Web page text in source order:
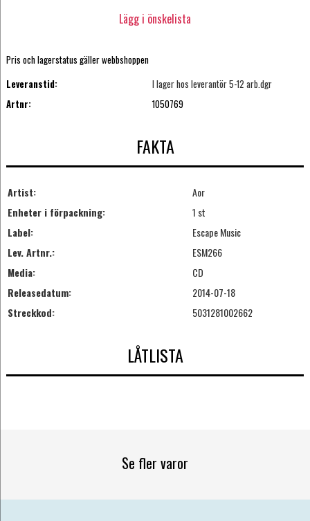
Lägg i önskelista
Pris och lagerstatus gäller webbshoppen
Leveranstid:
I lager hos leverantör 5-12 arb.dgr
Artnr:
1050769
FAKTA
Artist:
Aor
Enheter i förpackning:
1 st
Label:
Escape Music
Lev. Artnr.:
ESM266
Media:
CD
Releasedatum:
2014-07-18
Streckkod:
5031281002662
LÅTLISTA
Se fler varor